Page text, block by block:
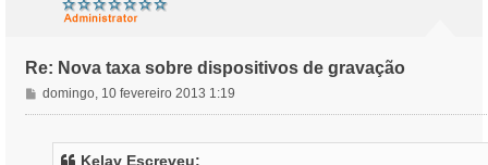
Re: Nova taxa sobre dispositivos de gravação
M
e
domingo, 10 fevereiro 2013 1:19
Kelav Escreveu: